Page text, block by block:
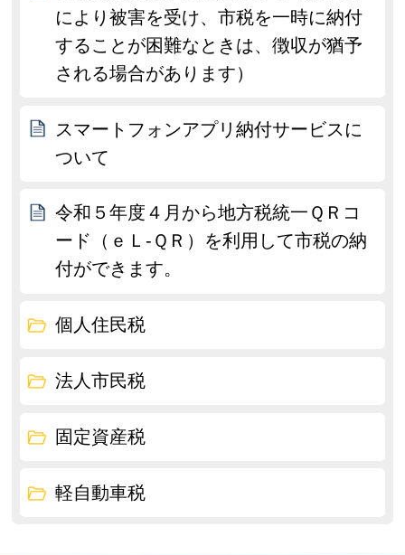
により被害を受け、市税を一時に納付
することが困難なときは、徴収が猶予
される場合があります）
スマートフォンアプリ納付サービスに
ついて
令和５年度４月から地方税統一ＱＲコ
ード（ｅＬ-ＱＲ）を利用して市税の納
付ができます。
個人住民税
法人市民税
固定資産税
軽自動車税